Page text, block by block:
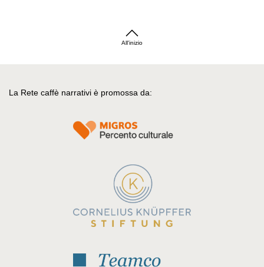
All'inizio
La Rete caffè narrativi è promossa da: